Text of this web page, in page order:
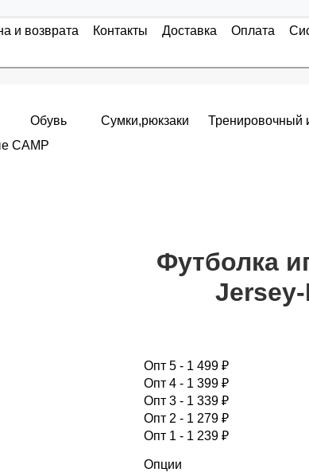
и возврата Контакты Доставка Оплата
Обувь Сумки,рюкзаки Тренировочный
CAMP
вашего заказа, общая сумма заказа
сумма всех заказов за 6 месяцев - 25.000
всех заказов за 6 месяцев - 30.000
- сумма всех заказов за 6 месяцев 80.000 рублей
- сумма всех заказов за 6 месяцев 200.000
Футболка
Опт 5 - 1 499 ₽
Опт 4 - 1 399 ₽
Опт 3 - 1 339 ₽
Опт 2 - 1 279 ₽
Опт 1 - 1 239 ₽
Опции